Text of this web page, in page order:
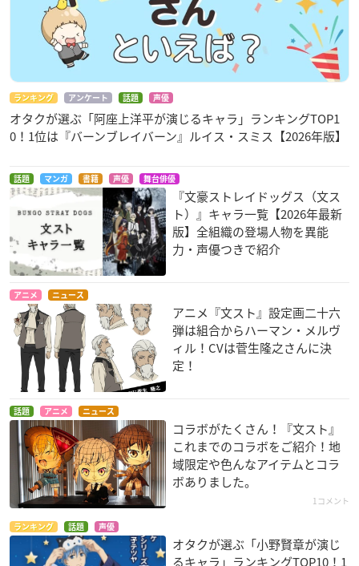
ランキング アンケート 話題 声優
オタクが選ぶ「阿座上洋平が演じるキャラ」ランキングTOP1
0！1位は『バーンブレイバーン』ルイス・スミス【2026年版】
話題 マンガ 書籍 声優 舞台俳優
『文豪ストレイドッグス（文ス
ト）』キャラ一覧【2026年最新
版】全組織の登場人物を異能
力・声優つきで紹介
アニメ ニュース
アニメ『文スト』設定画二十六
弾は組合からハーマン・メルヴ
ィル！CVは菅生隆之さんに決
定！
話題 アニメ ニュース
コラボがたくさん！『文スト』
これまでのコラボをご紹介！地
域限定や色んなアイテムとコラ
ボありました。
1コメント
ランキング 話題 声優
オタクが選ぶ「小野賢章が演じ
るキャラ」ランキングTOP10！1